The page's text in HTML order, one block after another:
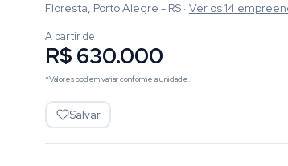
Floresta, Porto Alegre - RS · Ver os14
A partir de
R$ 630.000
*Valores podem variar conforme a unidade.
Salvar